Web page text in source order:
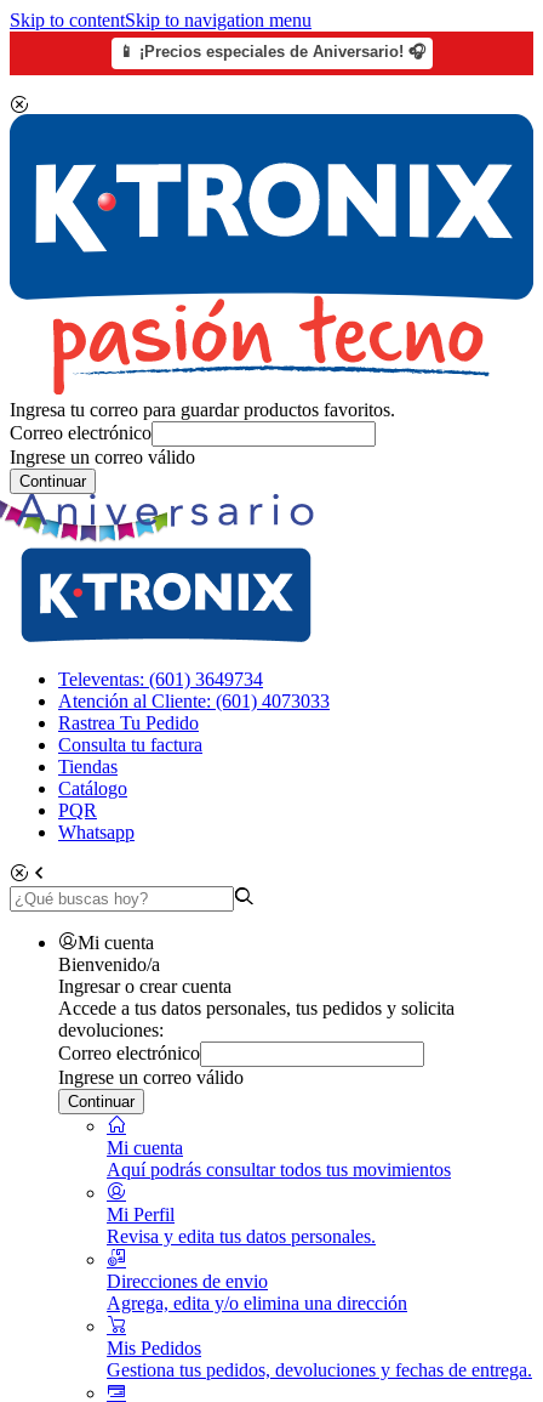
Skip to contentSkip to navigation menu
📱 ¡Precios especiales de Aniversario! 🎧
Ingresa tu correo para guardar productos favoritos.
Correo electrónico
Ingrese un correo válido
Continuar
Televentas: (601) 3649734
Atención al Cliente: (601) 4073033
Rastrea Tu Pedido
Consulta tu factura
Tiendas
Catálogo
PQR
Whatsapp
Mi cuenta
Bienvenido/a
Ingresar o crear cuenta
Accede a tus datos personales, tus pedidos y solicita
devoluciones:
Correo electrónico
Ingrese un correo válido
Continuar
Mi cuenta
Aquí podrás consultar todos tus movimientos
Mi Perfil
Revisa y edita tus datos personales.
Direcciones de envio
Agrega, edita y/o elimina una dirección
Mis Pedidos
Gestiona tus pedidos, devoluciones y fechas de entrega.